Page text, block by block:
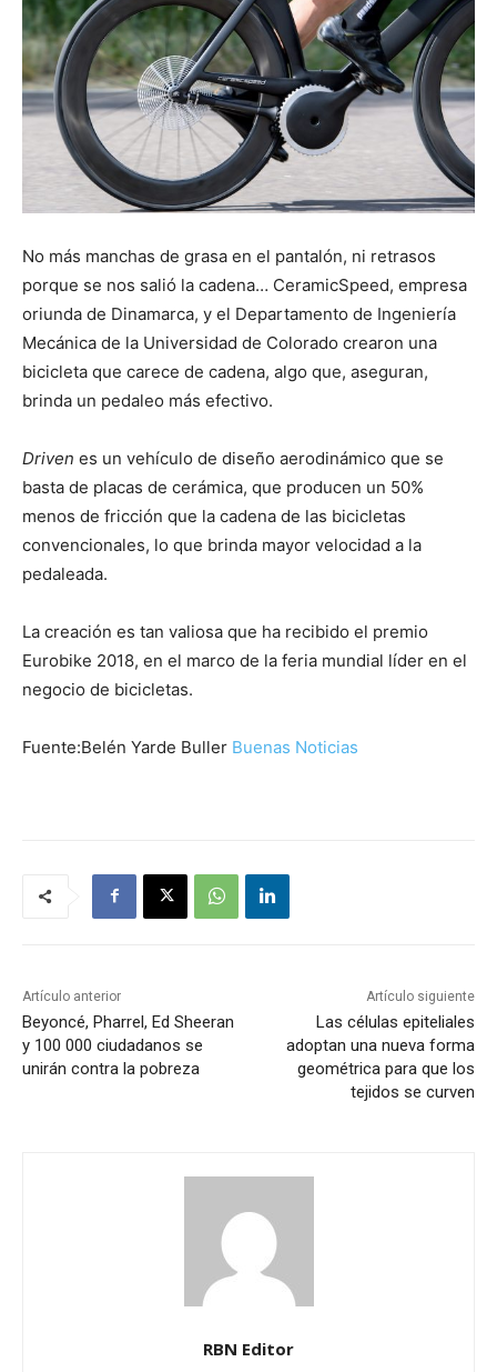
No más manchas de grasa en el pantalón, ni retrasos
porque se nos salió la cadena… CeramicSpeed, empresa
oriunda de Dinamarca, y el Departamento de Ingeniería
Mecánica de la Universidad de Colorado crearon una
bicicleta que carece de cadena, algo que, aseguran,
brinda un pedaleo más efectivo.
Driven es un vehículo de diseño aerodinámico que se
basta de placas de cerámica, que producen un 50%
menos de fricción que la cadena de las bicicletas
convencionales, lo que brinda mayor velocidad a la
pedaleada.
La creación es tan valiosa que ha recibido el premio
Eurobike 2018, en el marco de la feria mundial líder en el
negocio de bicicletas.
Fuente:Belén Yarde Buller Buenas Noticias
Artículo anterior
Beyoncé, Pharrel, Ed Sheeran
y 100 000 ciudadanos se
unirán contra la pobreza
Artículo siguiente
Las células epiteliales
adoptan una nueva forma
geométrica para que los
tejidos se curven
RBN Editor